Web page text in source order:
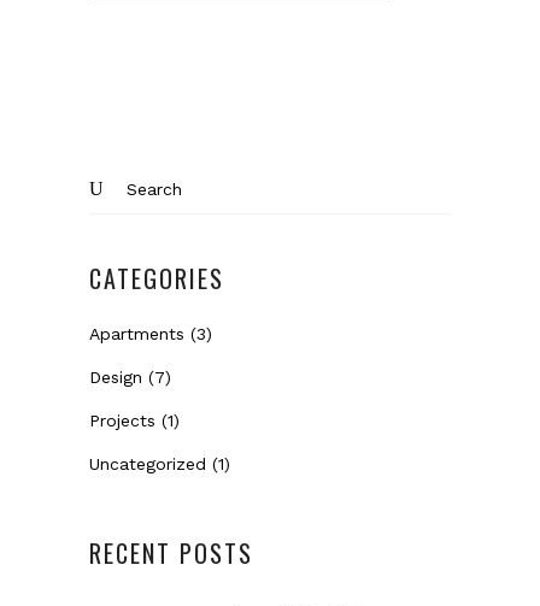
CATEGORIES
Apartments (3)
Design (7)
Projects (1)
Uncategorized (1)
RECENT POSTS